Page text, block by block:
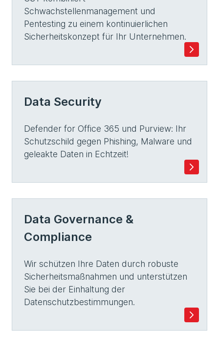
Schwachstellenmanagement und
Pentesting zu einem kontinuierlichen
Sicherheitskonzept für Ihr Unternehmen.
Data Security
Defender for Office 365 und Purview: Ihr
Schutzschild gegen Phishing, Malware und
geleakte Daten in Echtzeit!
Data Governance &
Compliance
Wir schützen Ihre Daten durch robuste
Sicherheitsmaßnahmen und unterstützen
Sie bei der Einhaltung der
Datenschutzbestimmungen.